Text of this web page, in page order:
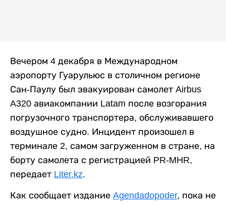
Вечером 4 декабря в Международном
аэропорту Гуарульюс в столичном регионе
Сан-Паулу был эвакуирован самолет Airbus
A320 авиакомпании Latam после возгорания
погрузочного транспортера, обслуживавшего
воздушное судно. Инцидент произошел в
терминале 2, самом загруженном в стране, на
борту самолета с регистрацией PR-MHR,
передает Liter.kz.
Как сообщает издание Agendadopoder, пока не